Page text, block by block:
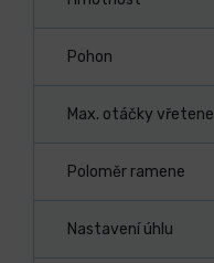
Pohon
Max. otáčky vřetene
Poloměr ramene
Nastavení úhlu